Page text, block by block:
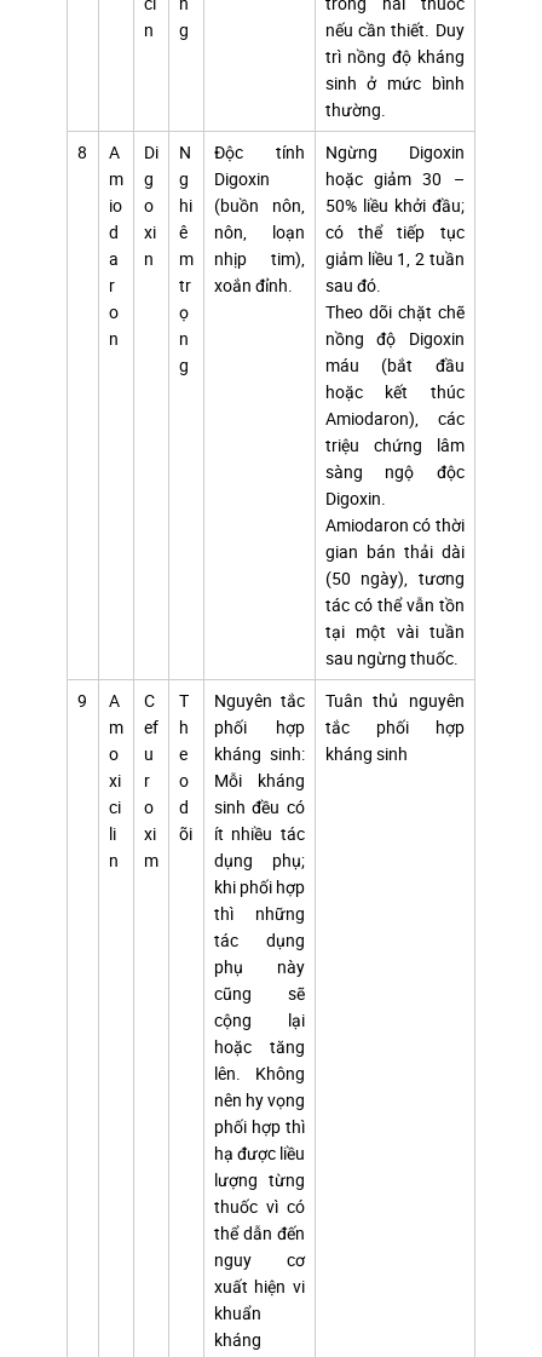
n
g
nếu cần thiết. Duy
trì nồng độ kháng
sinh ở mức bình
thường.
8
A
m
io
d
a
r
o
n
Di
g
o
xi
n
N
g
hi
ê
m
tr
ọ
n
g
Độc tính
Digoxin
(buồn nôn,
nôn, loạn
nhịp tim),
xoắn đỉnh.
Ngừng Digoxin
hoặc giảm 30 –
50% liều khởi đầu;
có thể tiếp tục
giảm liều 1, 2 tuần
sau đó.
Theo dõi chặt chẽ
nồng độ Digoxin
máu (bắt đầu
hoặc kết thúc
Amiodaron), các
triệu chứng lâm
sàng ngộ độc
Digoxin.
Amiodaron có thời
gian bán thải dài
(50 ngày), tương
tác có thể vẫn tồn
tại một vài tuần
sau ngừng thuốc.
9
A
m
o
xi
ci
li
n
C
ef
u
r
o
xi
m
T
h
e
o
d
õi
Nguyên tắc
phối hợp
kháng sinh:
Mỗi kháng
sinh đều có
ít nhiều tác
dụng phụ;
khi phối hợp
thì những
tác dụng
phụ này
cũng sẽ
cộng lại
hoặc tăng
lên. Không
nên hy vọng
phối hợp thì
hạ được liều
lượng từng
thuốc vì có
thể dẫn đến
nguy cơ
xuất hiện vi
khuẩn
kháng
Tuân thủ nguyên
tắc phối hợp
kháng sinh